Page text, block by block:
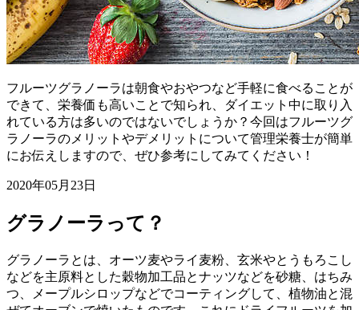
フルーツグラノーラは朝食やおやつなど手軽に食べることが
できて、栄養価も高いことで知られ、ダイエット中に取り入
れている方は多いのではないでしょうか？今回はフルーツグ
ラノーラのメリットやデメリットについて管理栄養士が簡単
にお伝えしますので、ぜひ参考にしてみてください！
2020年05月23日
グラノーラって？
グラノーラとは、オーツ麦やライ麦粉、玄米やとうもろこし
などを主原料とした穀物加工品とナッツなどを砂糖、はちみ
つ、メープルシロップなどでコーティングして、植物油と混